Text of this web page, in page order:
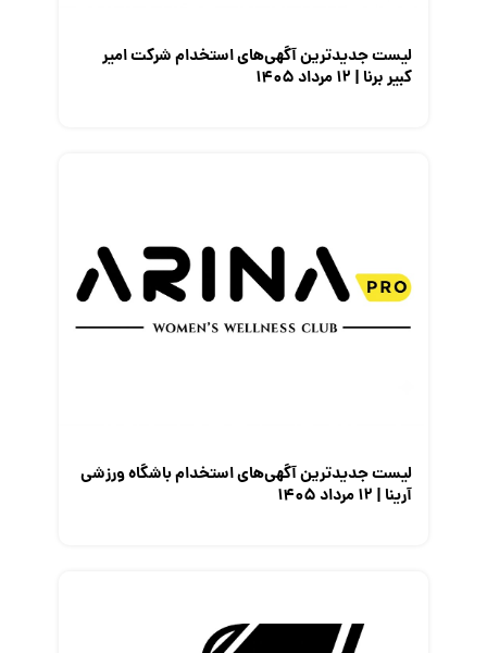
لیست جدیدترین آگهی‌های استخدام شرکت امیر
کبیر برنا | ۱۲ مرداد ۱۴۰۵
لیست جدیدترین آگهی‌های استخدام باشگاه ورزشی
آرینا | ۱۲ مرداد ۱۴۰۵